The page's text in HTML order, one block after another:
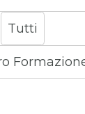
Tutti